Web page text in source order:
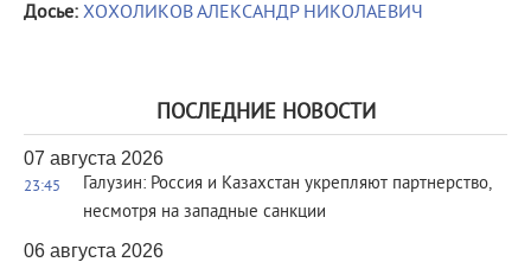
Досье: ХОХОЛИКОВ АЛЕКСАНДР НИКОЛАЕВИЧ
ПОСЛЕДНИЕ НОВОСТИ
07 августа 2026
23:45
Галузин: Россия и Казахстан укрепляют партнерство,
несмотря на западные санкции
06 августа 2026